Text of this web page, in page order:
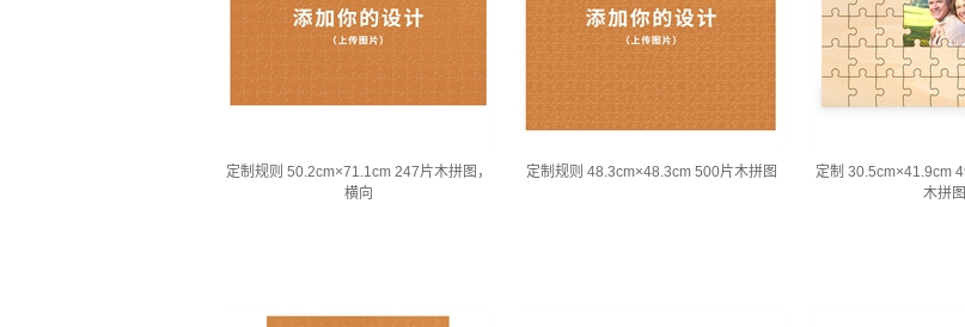
定制规则 50.2cm×71.1cm 247片木拼图，
横向
定制规则 48.3cm×48.3cm 500片木拼图
定制 30.5cm×41.9cm
木拼图